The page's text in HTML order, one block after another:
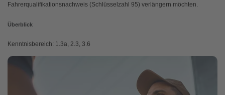
Fahrerqualifikationsnachweis (Schlüsselzahl 95) verlängern möchten.
Überblick
Kenntnisbereich: 1.3a, 2.3, 3.6